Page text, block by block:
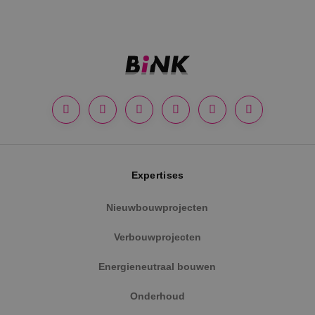
Expertises
Nieuwbouwprojecten
Verbouwprojecten
Energieneutraal bouwen
Onderhoud
VISITOR_PRIVACY_METADATA